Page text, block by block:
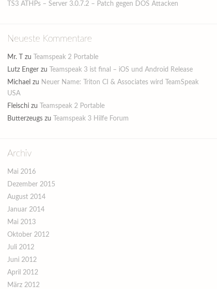
TS3 ATHPs – Server 3.0.7.2 – Patch gegen DOS Attacken
Neueste Kommentare
Mr. T zu
Teamspeak 2 Portable
Lutz Enger zu
Teamspeak 3 ist final – iOS und Android Release
Michael zu Neuer Name: Triton CI & Associates wird TeamSpeak
USA
Fleischi zu
Teamspeak 2 Portable
Butterzeugs zu Teamspeak 3 Hilfe Forum
Archiv
Mai 2016
Dezember 2015
August 2014
Januar 2014
Mai 2013
Oktober 2012
Juli 2012
Juni 2012
April 2012
März 2012